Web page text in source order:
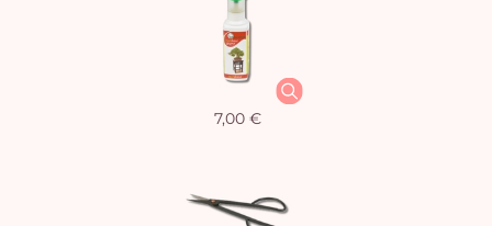
7,00 €